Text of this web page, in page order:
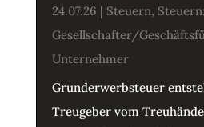
24.07.26 | Steuern, Steuern:
Gesellschafter/
Unternehmer
Grunderwerbsteuer
Treugeber vom